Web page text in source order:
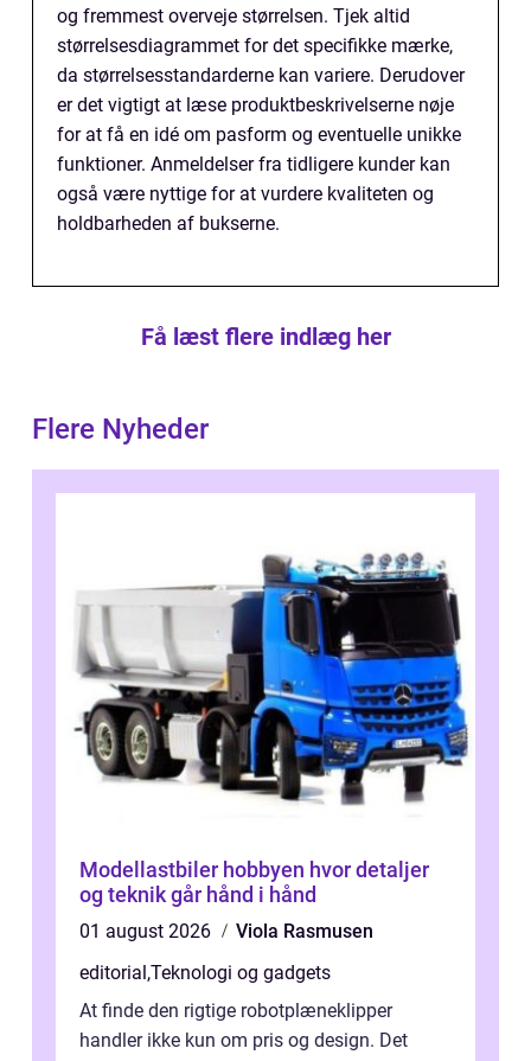
og fremmest overveje størrelsen. Tjek altid
størrelsesdiagrammet for det specifikke mærke,
da størrelsesstandarderne kan variere. Derudover
er det vigtigt at læse produktbeskrivelserne nøje
for at få en idé om pasform og eventuelle unikke
funktioner. Anmeldelser fra tidligere kunder kan
også være nyttige for at vurdere kvaliteten og
holdbarheden af bukserne.
Få læst flere indlæg her
Flere Nyheder
Modellastbiler hobbyen hvor detaljer
og teknik går hånd i hånd
01 august 2026
Viola Rasmusen
editorial ,Teknologi og gadgets
At finde den rigtige robotplæneklipper
handler ikke kun om pris og design. Det